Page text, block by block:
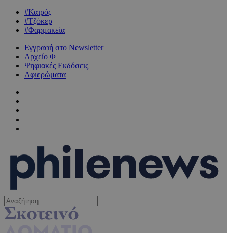
#Καιρός
#Τζόκερ
#Φαρμακεία
Εγγραφή στο Newsletter
Αρχείο Φ
Ψηφιακές Εκδόσεις
Αφιερώματα